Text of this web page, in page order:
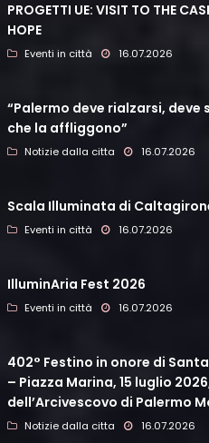
PROGETTI UE: VISIT TO THE
HOPE
Eventi in città 16.07.2026
“Palermo deve rialzarsi,
che la affliggono”
Notizie dalla citta 16.07.2026
Scala Illuminata di
Eventi in città 16.07.2026
IlluminAria Fest 2026
Eventi in città 16.07.2026
402° Festino in onore di
– Piazza Marina, 15 luglio
dell’Arcivescovo di Palermo
Notizie dalla citta 16.07.2026